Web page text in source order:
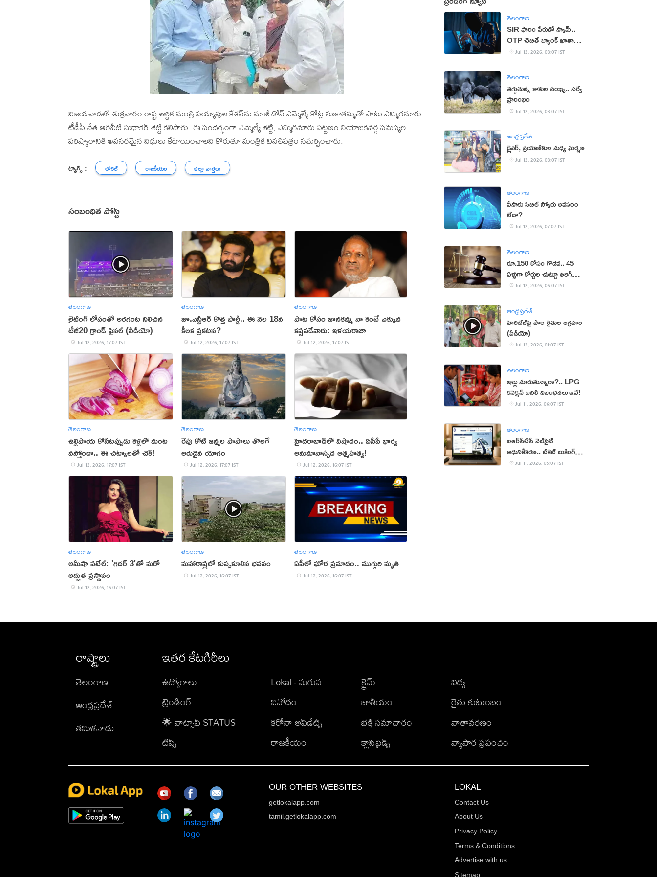
విజయవాడలో శుక్రవారం రాష్ట్ర ఆర్థిక మంత్రి పయ్యావుల కేశవ్‌ను మాజీ డోన్ ఎమ్మెల్యే కోట్ల సుజాతమ్మతో పాటు ఎమ్మిగనూరు
టీడీపీ నేత ఆరవీటి సుధాకర్ శెట్టి కలిసారు. ఈ సందర్భంగా ఎమ్మెల్యే శెట్టి, ఎమ్మిగనూరు పట్టణం నియోజకవర్గ సమస్యల
పరిష్కారానికి అవసరమైన నిధులు కేటాయించాలని కోరుతూ మంత్రికి వినతిపత్రం సమర్పించారు.
ట్యాగ్స్ : లోకల్ రాజకీయం జిల్లా వార్తలు
సంబంధిత పోస్ట్
తెలంగాణ
లైటింగ్ లోపంతో అరగంట నిలిచిన
టీజీ20 గ్రాండ్ ఫైనల్ (వీడియో)
Jul 12, 2026, 17:07 IST
తెలంగాణ
జూ.ఎన్టీఆర్ కొత్త పార్టీ.. ఈ నెల 18న
కీలక ప్రకటన?
Jul 12, 2026, 17:07 IST
తెలంగాణ
పాట కోసం జానకమ్మ నా కంటే ఎక్కువ
కష్టపడేవారు: ఇళయరాజా
Jul 12, 2026, 17:07 IST
తెలంగాణ
ఉల్లిపాయ కోసేటప్పుడు కళ్లలో మంట
వస్తోందా.. ఈ చిట్కాలతో చెక్!
Jul 12, 2026, 17:07 IST
తెలంగాణ
రేపు కోటి జన్మల పాపాలు తొలగే
అరుదైన యోగం
Jul 12, 2026, 17:07 IST
తెలంగాణ
హైదరాబాద్‌లో విషాదం.. ఏసీపీ భార్య
అనుమానాస్పద ఆత్మహత్య!
Jul 12, 2026, 16:07 IST
తెలంగాణ
అమీషా పటేల్: 'గదర్ 3'తో మరో
అద్భుత ప్రస్థానం
Jul 12, 2026, 16:07 IST
తెలంగాణ
మహారాష్ట్రలో కుప్పకూలిన భవనం
Jul 12, 2026, 16:07 IST
తెలంగాణ
ఏపీలో ఘోర ప్రమాదం.. ముగ్గురి మృతి
Jul 12, 2026, 16:07 IST
తెలంగాణ
SIR ఫారం పేరుతో స్కామ్..
OTP చెబితే బ్యాంక్ ఖాతా
ఖాళీ!Jul 12, 2026, 08:07 IST
తెలంగాణ
తగ్గుతున్న కాకుల సంఖ్య.. సర్వే
ప్రారంభం
Jul 12, 2026, 08:07 IST
ఆంధ్రప్రదేశ్
డ్రైవర్, ప్రయాణికుల మధ్య ఘర్షణ
Jul 12, 2026, 08:07 IST
తెలంగాణ
వీసాకు సిబిల్ స్కోరు అవసరం
లేదా?
Jul 12, 2026, 07:07 IST
తెలంగాణ
రూ.150 కోసం గొడవ.. 45
ఏళ్లుగా కోర్టుల చుట్టూ తిరిగి
రూ.5-6 లక్షల ఖర్చు పెట్టారు
Jul 12, 2026, 06:07 IST
ఆంధ్రప్రదేశ్
హెరిటేజ్‌పై పాల రైతుల ఆగ్ర‌హం
(వీడియో)
Jul 12, 2026, 01:07 IST
తెలంగాణ
ఇల్లు మారుతున్నారా?.. LPG
కనెక్షన్ బదిలీ నిబంధనలు ఇవే!
Jul 11, 2026, 06:07 IST
తెలంగాణ
ఐఆర్‌సీటీసీ వెబ్‌సైట్
ఆధునికీకరణ.. టికెట్ బుకింగ్
సులభతరం
Jul 11, 2026, 05:07 IST
రాష్ట్రాలు
తెలంగాణ
ఆంధ్రప్రదేశ్
తమిళనాడు
ఇతర కేటగిరీలు
ఉద్యోగాలు
ట్రెండింగ్
🌟 వాట్సాప్ STATUS
టిప్స్
Lokal - మగువ
వినోదం
కరోనా అప్‌డేట్స్
రాజకీయం
క్రైమ్
జాతీయం
భక్తి సమాచారం
క్లాసిఫైడ్స్
విద్య
రైతు కుటుంబం
వాతావరణం
వ్యాపార ప్రపంచం
OUR OTHER WEBSITES
getlokalapp.com
tamil.getlokalapp.com
LOKAL
Contact Us
About Us
Privacy Policy
Terms & Conditions
Advertise with us
Sitemap